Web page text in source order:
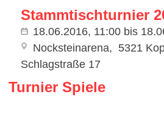
Stammtischturnier
18.06.2016, 11:00 bis
Nocksteinarena
5321
Schlagstraße 17
Turnier Spiele